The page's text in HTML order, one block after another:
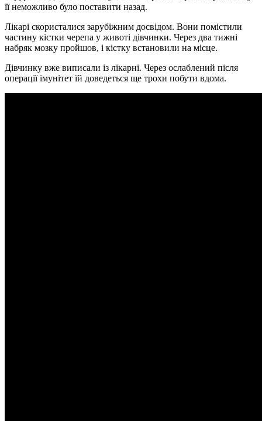
її неможливо було поставити назад.
Лікарі скористалися зарубіжним досвідом. Вони помістили
частину кістки черепа у животі дівчинки. Через два тижні
набряк мозку пройшов, і кістку встановили на місце.
Дівчинку вже виписали із лікарні. Через ослаблений після
операції імунітет їй доведеться ще трохи побути вдома.